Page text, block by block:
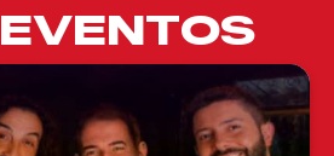
EVENTOS